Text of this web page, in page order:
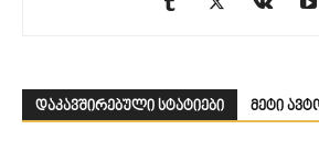
დაკავშირებული სტატიები მეტი